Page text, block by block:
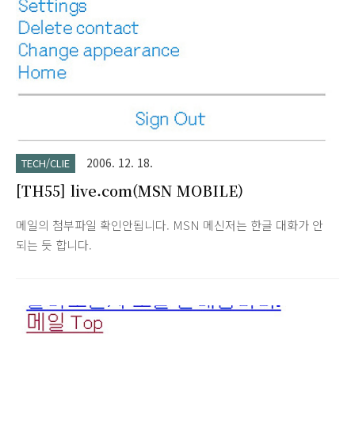
TECH/CLIE 2006. 12. 18.
[TH55] live.com(MSN MOBILE)
메일의 첨부파일 확인안됩니다. MSN 메신저는 한글 대화가 안
되는 듯 합니다.